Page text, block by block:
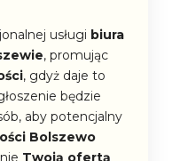
usługi biura
, promując
, gdyż daje to
będzie
aby potencjalny
Bolszewo
Twoją ofertą